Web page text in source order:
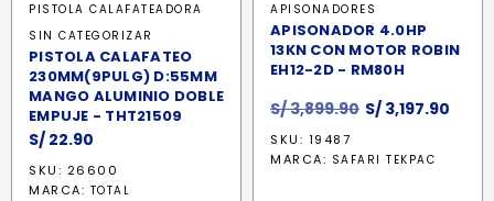
PISTOLA CALAFATEADORA
SIN CATEGORIZAR
PISTOLA CALAFATEO
230MM(9PULG) D:55MM
MANGO ALUMINIO DOBLE
EMPUJE - THT21509
S/ 22.90
SKU: 26600
MARCA: TOTAL
APISONADORES
APISONADOR 4.0HP
13KN CON MOTOR ROBIN
EH12-2D - RM80H
S/3,899.90 El
original
S/ 3,197.90
SKU: 19487
MARCA: SAFARI TEKPAC